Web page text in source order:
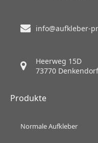
info@aufkleber-
Heerweg 15D
73770
Produkte
Normale Aufkleber